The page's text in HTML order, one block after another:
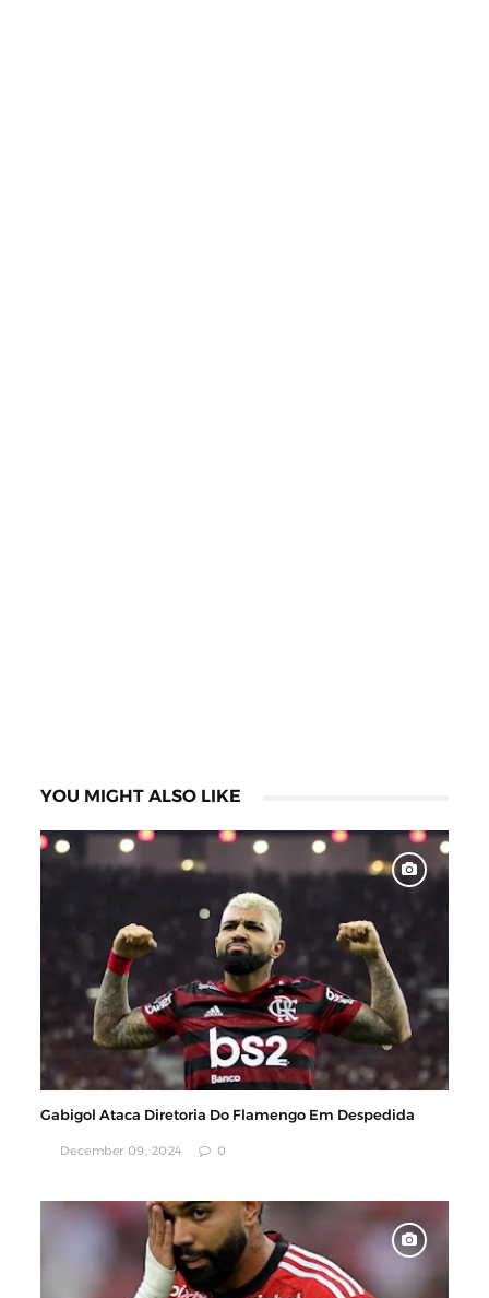
YOU MIGHT ALSO LIKE
Gabigol Ataca Diretoria Do Flamengo Em Despedida
December 09, 2024 0